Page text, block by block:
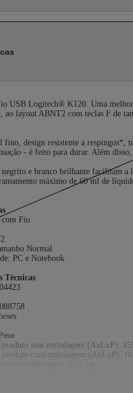
USB Logitech® K120. Uma melhor
ao layout ABNT2 com teclas F de
design resistente a respingos*,
- é feito para durar. Além
negrito e branco brilhante facilitam a
máximo de 60 ml de
com Fio
Normal
PC e Notebook
Técnicas
produto sem embalagem (AxLxP):
produto com embalagem (AxLxP):